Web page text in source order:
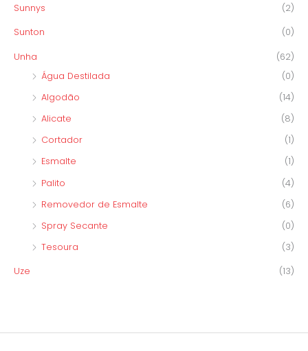
Sunnys (2)
Sunton (0)
Unha
(62)
Água Destilada
(0)
Algodão
(14)
Alicate
(8)
Cortador
(1)
Esmalte
(1)
Palito
(4)
Removedor de Esmalte
(6)
Spray Secante
(0)
Tesoura
(3)
Uze (13)